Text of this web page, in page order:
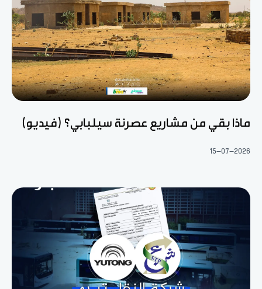
ماذا بقي من مشاريع عصرنة سيلبابي؟ (فيديو)
15-07-2026